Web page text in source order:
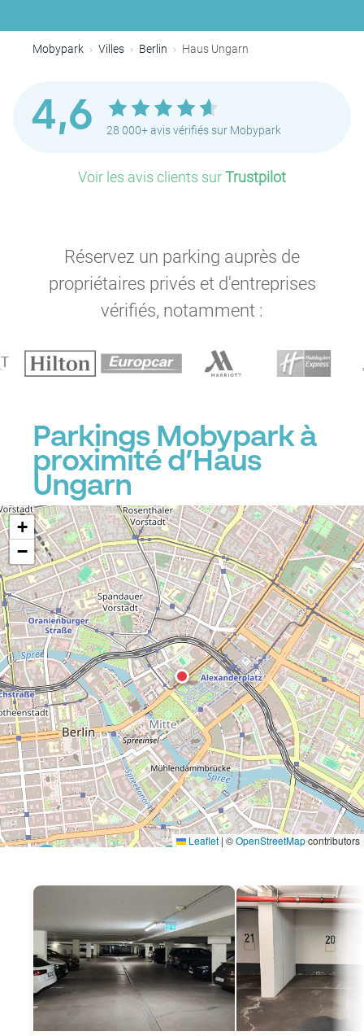
Mobypark Villes Berlin Haus Ungarn
4,6 28 000+ avis vérifiés sur Mobypark
Voir les avis clients surTrustpilot
Réservez un parking auprès de
propriétaires privés et d'entreprises
vérifiés, notamment :
Parkings Mobypark à
proximité d’Haus
Ungarn
P
+
−
Leaflet | ©OpenStreetMapcontributors